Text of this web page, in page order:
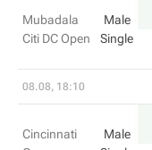
Mubadala
Citi DC Open
Male
Single
08.08, 18:10
Cincinnati
Male